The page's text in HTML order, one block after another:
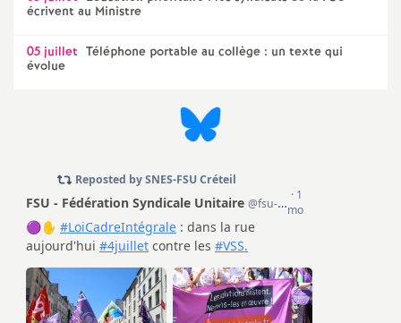
écrivent au Ministre
05 juillet Téléphone portable au collège : un texte qui
évolue